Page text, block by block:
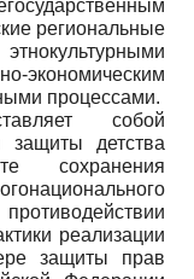
региональные
процессами.
собой
защиты детства
сохранения
реализации
защиты прав